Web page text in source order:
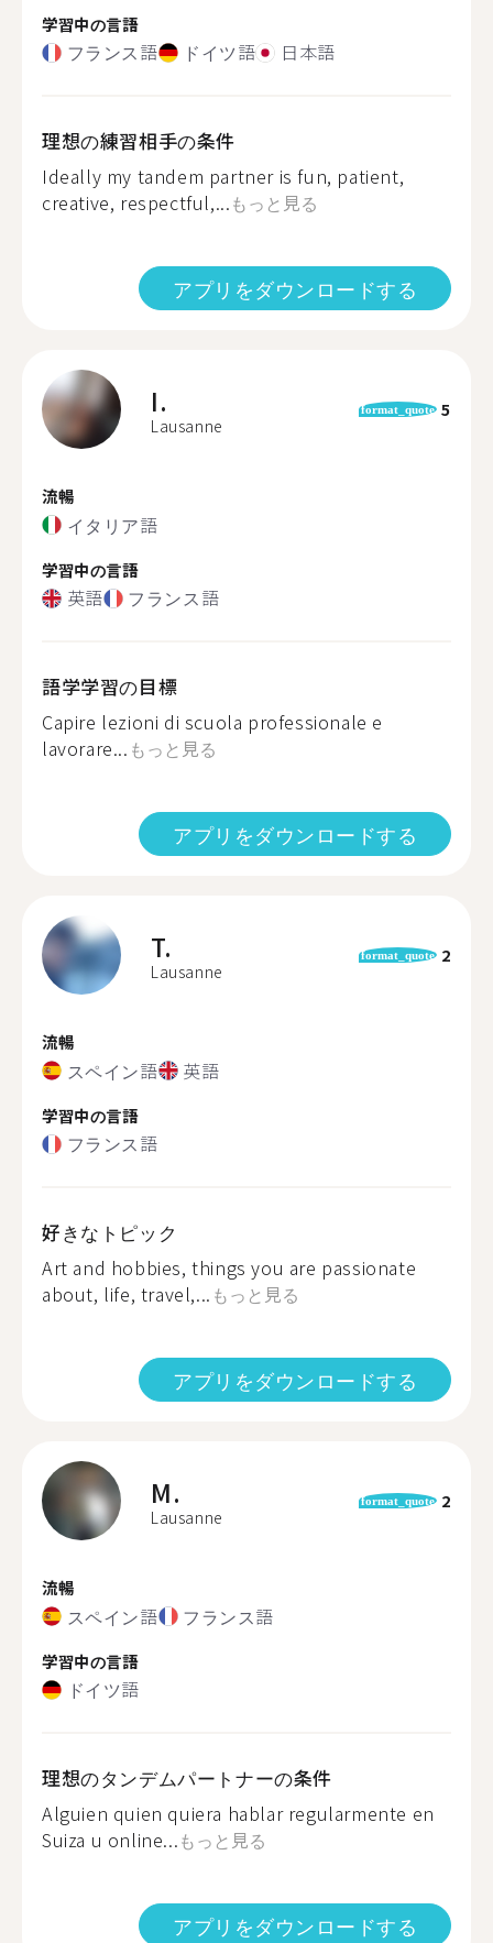
学習中の言語
フランス語 ドイツ語 日本語
理想の練習相手の条件
Ideally my tandem partner is fun, patient,
creative, respectful,...もっと見る
アプリをダウンロードする
I.
Lausanne
format_quote 5
流暢
イタリア語
学習中の言語
英語 フランス語
語学学習の目標
Capire lezioni di scuola professionale e
lavorare... もっと見る
アプリをダウンロードする
T.
Lausanne
format_quote 2
流暢
スペイン語 英語
学習中の言語
フランス語
好きなトピック
Art and hobbies, things you are passionate
about, life, travel,... もっと見る
アプリをダウンロードする
M.
Lausanne
format_quote 2
流暢
スペイン語 フランス語
学習中の言語
ドイツ語
理想のタンデムパートナーの条件
Alguien quien quiera hablar regularmente en
Suiza u online...もっと見る
アプリをダウンロードする